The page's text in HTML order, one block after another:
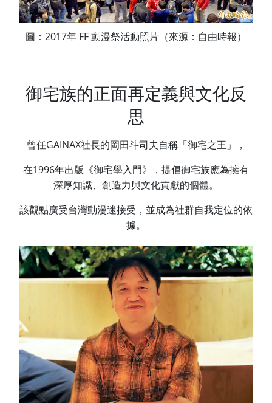
圖：2017年 FF 動漫祭活動照片（來源：自由時報）
御宅族的正面再定義與文化反
思
曾任GAINAX社長的岡田斗司夫自稱「御宅之王」，
在1996年出版《御宅學入門》，提倡御宅族應為擁有
深厚知識、創造力與文化貢獻的個體。
該觀點廣受台灣動漫迷接受，並成為社群自我定位的依
據。